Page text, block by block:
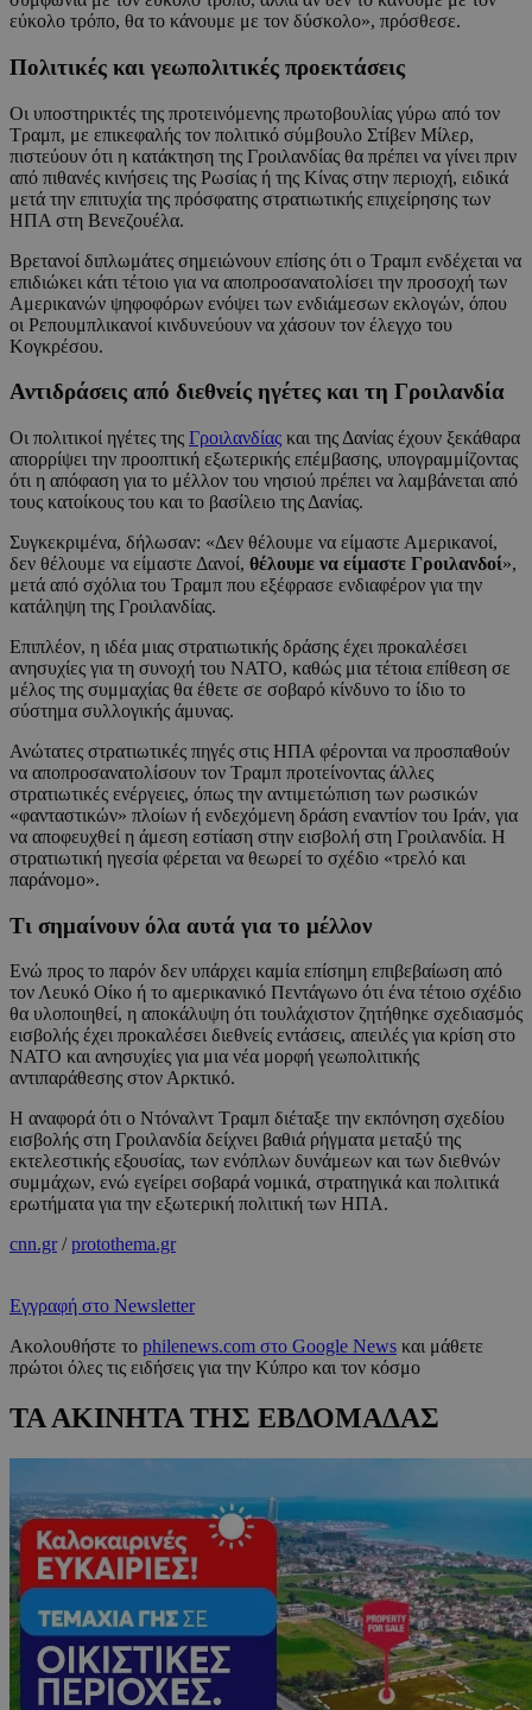
εύκολο τρόπο, θα το κάνουμε με τον δύσκολο», πρόσθεσε.
Πολιτικές και γεωπολιτικές προεκτάσεις
Οι υποστηρικτές της προτεινόμενης πρωτοβουλίας γύρω από τον
Τραμπ, με επικεφαλής τον πολιτικό σύμβουλο Στίβεν Μίλερ,
πιστεύουν ότι η κατάκτηση της Γροιλανδίας θα πρέπει να γίνει πριν
από πιθανές κινήσεις της Ρωσίας ή της Κίνας στην περιοχή, ειδικά
μετά την επιτυχία της πρόσφατης στρατιωτικής επιχείρησης των
ΗΠΑ στη Βενεζουέλα.
Βρετανοί διπλωμάτες σημειώνουν επίσης ότι ο Τραμπ ενδέχεται να
επιδιώκει κάτι τέτοιο για να αποπροσανατολίσει την προσοχή των
Αμερικανών ψηφοφόρων ενόψει των ενδιάμεσων εκλογών, όπου
οι Ρεπουμπλικανοί κινδυνεύουν να χάσουν τον έλεγχο του
Κογκρέσου.
Αντιδράσεις από διεθνείς ηγέτες και τη Γροιλανδία
Οι πολιτικοί ηγέτες της Γροιλανδίας και της Δανίας έχουν ξεκάθαρα
απορρίψει την προοπτική εξωτερικής επέμβασης, υπογραμμίζοντας
ότι η απόφαση για το μέλλον του νησιού πρέπει να λαμβάνεται από
τους κατοίκους του και το βασίλειο της Δανίας.
Συγκεκριμένα, δήλωσαν: «Δεν θέλουμε να είμαστε Αμερικανοί,
δεν θέλουμε να είμαστε Δανοί, θέλουμε να είμαστε Γροιλανδοί»,
μετά από σχόλια του Τραμπ που εξέφρασε ενδιαφέρον για την
κατάληψη της Γροιλανδίας.
Επιπλέον, η ιδέα μιας στρατιωτικής δράσης έχει προκαλέσει
ανησυχίες για τη συνοχή του NATO, καθώς μια τέτοια επίθεση σε
μέλος της συμμαχίας θα έθετε σε σοβαρό κίνδυνο το ίδιο το
σύστημα συλλογικής άμυνας.
Ανώτατες στρατιωτικές πηγές στις ΗΠΑ φέρονται να προσπαθούν
να αποπροσανατολίσουν τον Τραμπ προτείνοντας άλλες
στρατιωτικές ενέργειες, όπως την αντιμετώπιση των ρωσικών
«φανταστικών» πλοίων ή ενδεχόμενη δράση εναντίον του Ιράν, για
να αποφευχθεί η άμεση εστίαση στην εισβολή στη Γροιλανδία. Η
στρατιωτική ηγεσία φέρεται να θεωρεί το σχέδιο «τρελό και
παράνομο».
Τι σημαίνουν όλα αυτά για το μέλλον
Ενώ προς το παρόν δεν υπάρχει καμία επίσημη επιβεβαίωση από
τον Λευκό Οίκο ή το αμερικανικό Πεντάγωνο ότι ένα τέτοιο σχέδιο
θα υλοποιηθεί, η αποκάλυψη ότι τουλάχιστον ζητήθηκε σχεδιασμός
εισβολής έχει προκαλέσει διεθνείς εντάσεις, απειλές για κρίση στο
NATO και ανησυχίες για μια νέα μορφή γεωπολιτικής
αντιπαράθεσης στον Αρκτικό.
Η αναφορά ότι ο Ντόναλντ Τραμπ διέταξε την εκπόνηση σχεδίου
εισβολής στη Γροιλανδία δείχνει βαθιά ρήγματα μεταξύ της
εκτελεστικής εξουσίας, των ενόπλων δυνάμεων και των διεθνών
συμμάχων, ενώ εγείρει σοβαρά νομικά, στρατηγικά και πολιτικά
ερωτήματα για την εξωτερική πολιτική των ΗΠΑ.
cnn.gr/protothema.gr
Εγγραφή στο Newsletter
Ακολουθήστε το philenews.com στο Google News και μάθετε
πρώτοι όλες τις ειδήσεις για την Κύπρο και τον κόσμο
ΤΑ ΑΚΙΝΗΤΑ ΤΗΣ ΕΒΔΟΜΑΔΑΣ